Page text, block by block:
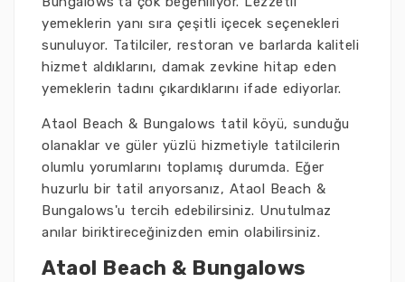
yemeklerin yanı sıra çeşitli içecek seçenekleri
sunuluyor. Tatilciler, restoran ve barlarda kaliteli
hizmet aldıklarını, damak zevkine hitap eden
yemeklerin tadını çıkardıklarını ifade ediyorlar.
Ataol Beach & Bungalows tatil köyü, sunduğu
olanaklar ve güler yüzlü hizmetiyle tatilcilerin
olumlu yorumlarını toplamış durumda. Eğer
huzurlu bir tatil arıyorsanız, Ataol Beach &
Bungalows'u tercih edebilirsiniz. Unutulmaz
anılar biriktireceğinizden emin olabilirsiniz.
Ataol Beach & Bungalows